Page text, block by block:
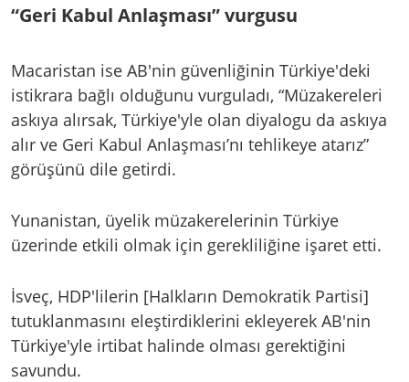
“Geri Kabul Anlaşması” vurgusu
Macaristan ise AB'nin güvenliğinin Türkiye'deki
istikrara bağlı olduğunu vurguladı, “Müzakereleri
askıya alırsak, Türkiye'yle olan diyalogu da askıya
alır ve Geri Kabul Anlaşması’nı tehlikeye atarız”
görüşünü dile getirdi.
Yunanistan, üyelik müzakerelerinin Türkiye
üzerinde etkili olmak için gerekliliğine işaret etti.
İsveç, HDP'lilerin [Halkların Demokratik Partisi]
tutuklanmasını eleştirdiklerini ekleyerek AB'nin
Türkiye'yle irtibat halinde olması gerektiğini
savundu.